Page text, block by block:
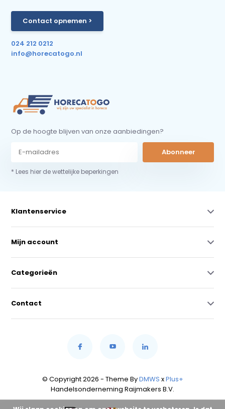
Contact opnemen >
024 212 0212
info@horecatogo.nl
Op de hoogte blijven van onze aanbiedingen?
Abonneer
* Lees hier de wettelijke beperkingen
Klantenservice
Mijn account
Categorieën
Contact
© Copyright 2026 - Theme ByDMWS xPlus+
Handelsonderneming Raijmakers B.V.